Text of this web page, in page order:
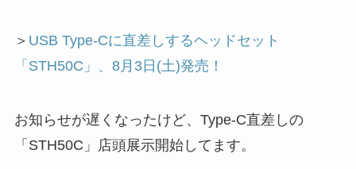
＞ USB Type-Cに直差しするヘッドセット
「STH50C」、8月3日(土)発売！
お知らせが遅くなったけど、Type-C直差しの
「STH50C」店頭展示開始してます。